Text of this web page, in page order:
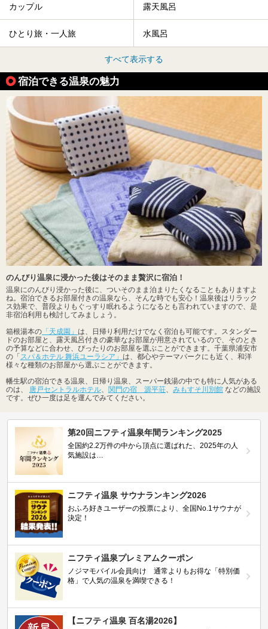
カップル 露天風呂
ひとり旅・一人旅 水風呂
すべて表示する
宿泊できる温泉の魅力
のんびり温泉に浸かった後はそのまま贅沢に宿泊！
温泉にのんびり浸かった後に、ついそのまま泊まりたくなることもありますよ
ね。宿泊できるお部屋付きの温泉なら、そんな時でも安心！温泉後はリラック
ス効果で、普段よりもぐっすり眠れるようになるとも言われていますので、是
非宿泊利用も検討してみましょう。
箱根湯本の 「天成園」 は、日帰り利用だけでなく宿泊も可能です。スタンダー
ドのお部屋と、露天風呂付きの豪華なお部屋が用意されているので、そのとき
の予算などに合わせ、ぴったりのお部屋を選ぶことができます。千葉県浦安市
の「スパ＆ホテル 舞浜ユーラシア」 は、都心やテーマパークにも近く、和洋
様々な種類のお部屋から選ぶことができます。
幡生駅の宿泊できる温泉、日帰り温泉、スーパー銭湯の中でも特に人気がある
のは、 唐戸セントラルホテル、 関門の宿 源平荘、 みもすそ川別館 などの施設
です。ぜひ一度は足を運んでみてください。
第20回ニフティ温泉年間ランキング2025
全国約2.2万件の中から頂点に選ばれた、2025年の人
気施設は…
ニフティ温泉 サウナランキング2026
おふろ好きユーザーの投票により、全国No.1サウナが
決定！
ニフティ温泉プレミアムクーポン
ノジマモバイル会員向け 通常よりもお得な「特別価
格」で人気の温泉を満喫できる！
【ニフティ温泉 百名湯2026】